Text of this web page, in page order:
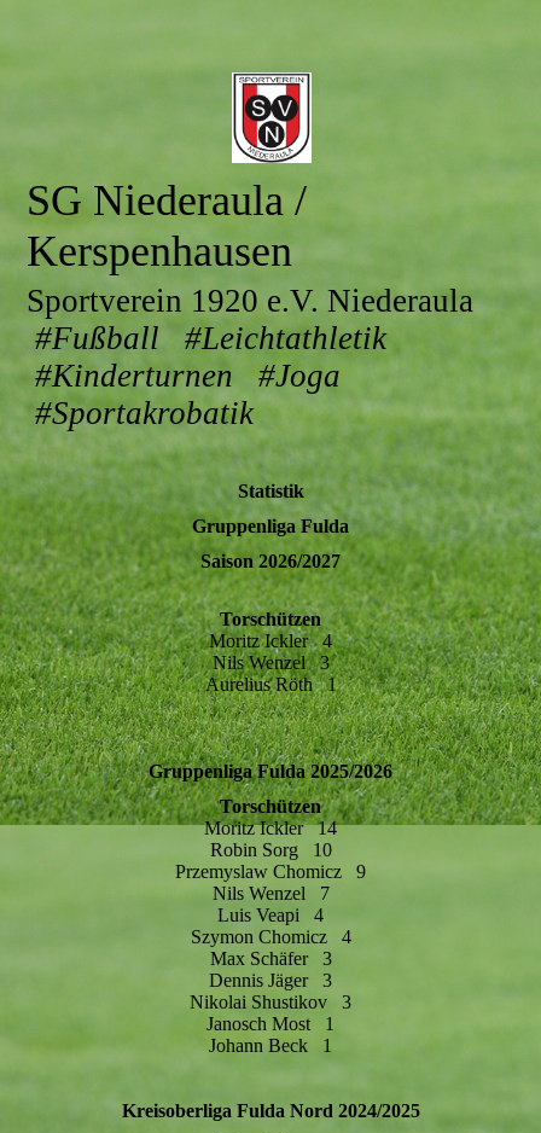
SG Niederaula /
Kerspenhausen
Sportverein 1920 e.V. Niederaula
#Fußball #Leichtathletik
#Kinderturnen #Joga
#Sportakrobatik
Statistik
Gruppenliga Fulda
Saison 2026/2027
Torschützen
Moritz Ickler 4
Nils Wenzel 3
Aurelius Röth 1
Gruppenliga Fulda 2025/2026
Torschützen
Moritz Ickler 14
Robin Sorg 10
Przemyslaw Chomicz 9
Nils Wenzel 7
Luis Veapi 4
Szymon Chomicz 4
Max Schäfer 3
Dennis Jäger 3
Nikolai Shustikov 3
Janosch Most 1
Johann Beck 1
Kreisoberliga Fulda Nord 2024/2025